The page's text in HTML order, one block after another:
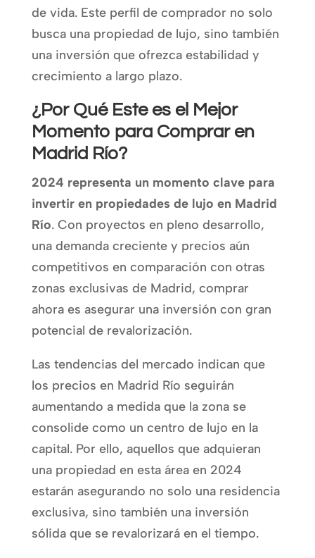
de vida. Este perfil de comprador no solo
busca una propiedad de lujo, sino también
una inversión que ofrezca estabilidad y
crecimiento a largo plazo.
¿Por Qué Este es el Mejor
Momento para Comprar en
Madrid Río?
2024 representa un momento clave para
invertir en propiedades de lujo en Madrid
Río. Con proyectos en pleno desarrollo,
una demanda creciente y precios aún
competitivos en comparación con otras
zonas exclusivas de Madrid, comprar
ahora es asegurar una inversión con gran
potencial de revalorización.
Las tendencias del mercado indican que
los precios en Madrid Río seguirán
aumentando a medida que la zona se
consolide como un centro de lujo en la
capital. Por ello, aquellos que adquieran
una propiedad en esta área en 2024
estarán asegurando no solo una residencia
exclusiva, sino también una inversión
sólida que se revalorizará en el tiempo.